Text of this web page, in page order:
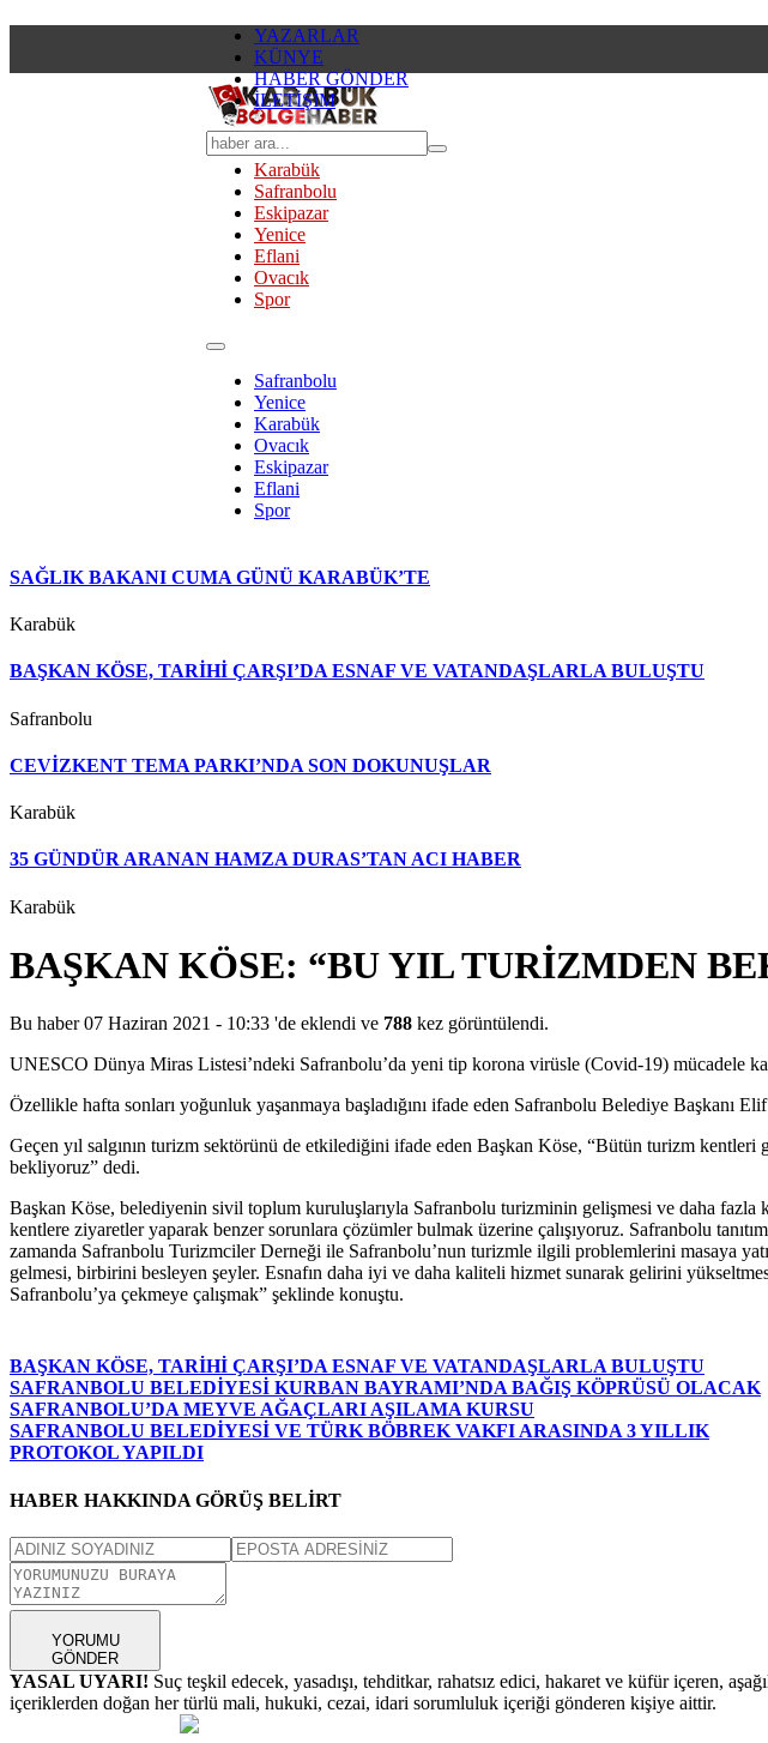
YAZARLAR
KÜNYE
HABER GÖNDER
İLETİŞİM
Karabük
Safranbolu
Eskipazar
Yenice
Eflani
Ovacık
Spor
Safranbolu
Yenice
Karabük
Ovacık
Eskipazar
Eflani
Spor
SAĞLIK BAKANI CUMA GÜNÜ KARABÜK’TE
Karabük
BAŞKAN KÖSE, TARİHİ ÇARŞI’DA ESNAF VE VATANDAŞLARLA BULUŞTU
Safranbolu
CEVİZKENT TEMA PARKI’NDA SON DOKUNUŞLAR
Karabük
35 GÜNDÜR ARANAN HAMZA DURAS’TAN ACI HABER
Karabük
BAŞKAN KÖSE: “BU YIL TURİZMDEN
Bu haber 07 Haziran 2021 - 10:33 'de eklendi ve 788 kez görüntülendi.
UNESCO Dünya Miras Listesi’ndeki Safranbolu’da yeni tip korona virüsle (Covid-19) mücadele
Özellikle hafta sonları yoğunluk yaşanmaya başladığını ifade eden Safranbolu Belediye Başkanı
Geçen yıl salgının turizm sektörünü de etkilediğini ifade eden Başkan Köse, “Bütün turizm
bekliyoruz” dedi.
Başkan Köse, belediyenin sivil toplum kuruluşlarıyla Safranbolu turizminin gelişmesi ve daha fazla
kentlere ziyaretler yaparak benzer sorunlara çözümler bulmak üzerine çalışıyoruz. Safranbolu
zamanda Safranbolu Turizmciler Derneği ile Safranbolu’nun turizmle ilgili problemlerini masaya
gelmesi, birbirini besleyen şeyler. Esnafın daha iyi ve daha kaliteli hizmet sunarak gelirini
Safranbolu’ya çekmeye çalışmak” şeklinde konuştu.
BAŞKAN KÖSE, TARİHİ ÇARŞI’DA ESNAF VE VATANDAŞLARLA BULUŞTU
SAFRANBOLU BELEDİYESİ KURBAN BAYRAMI’NDA BAĞIŞ KÖPRÜSÜ OLACAK
SAFRANBOLU’DA MEYVE AĞAÇLARI AŞILAMA KURSU
SAFRANBOLU BELEDİYESİ VE TÜRK BÖBREK VAKFI ARASINDA 3 YILLIK
PROTOKOL YAPILDI
HABER HAKKINDA GÖRÜŞ BELİRT
YORUMU
GÖNDER
YASAL UYARI! Suç teşkil edecek, yasadışı, tehditkar, rahatsız edici, hakaret ve küfür içeren,
içeriklerden doğan her türlü mali, hukuki, cezai, idari sorumluluk içeriği gönderen kişiye aittir.